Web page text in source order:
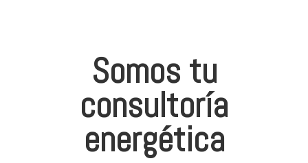
Somos tu
consultoría
energética